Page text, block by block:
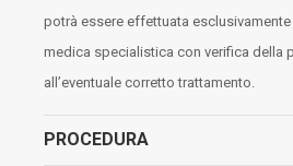
potrà essere effettuata
medica specialistica con verifica della
all’eventuale corretto trattamento.
PROCEDURA